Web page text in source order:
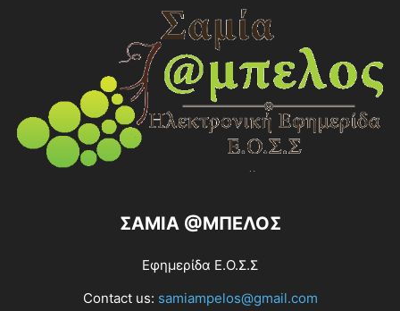
ΣΑΜΙΑ @ΜΠΕΛΟΣ
Εφημερίδα Ε.Ο.Σ.Σ
Contact us: samiampelos@gmail.com